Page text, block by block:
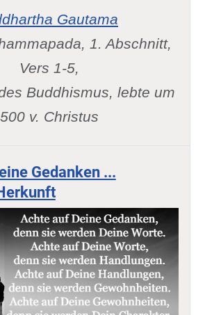
Gautama
1. Abschnitt,
Vers 1-5,
Buddhismus, lebte um
500 v. Christus
Gedanken ...